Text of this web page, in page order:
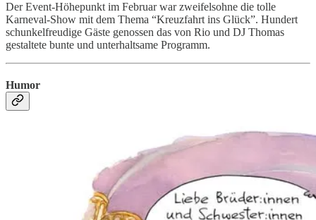
Der Event-Höhepunkt im Februar war zweifelsohne die tolle
Karneval-Show mit dem Thema “Kreuzfahrt ins Glück”. Hundert
schunkelfreudige Gäste genossen das von Rio und DJ Thomas
gestaltete bunte und unterhaltsame Programm.
Humor